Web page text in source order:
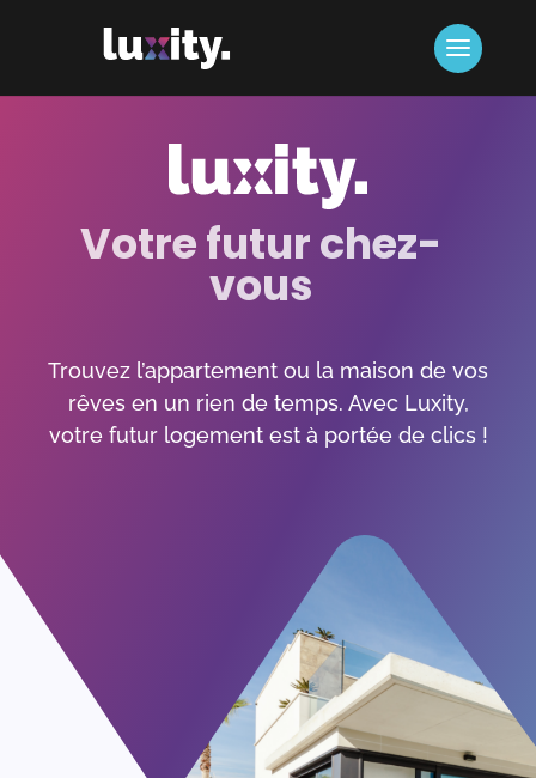
Votre futur chez-
vous
Trouvez l’appartement ou la maison de vos
rêves en un rien de temps. Avec Luxity,
votre futur logement est à portée de clics !